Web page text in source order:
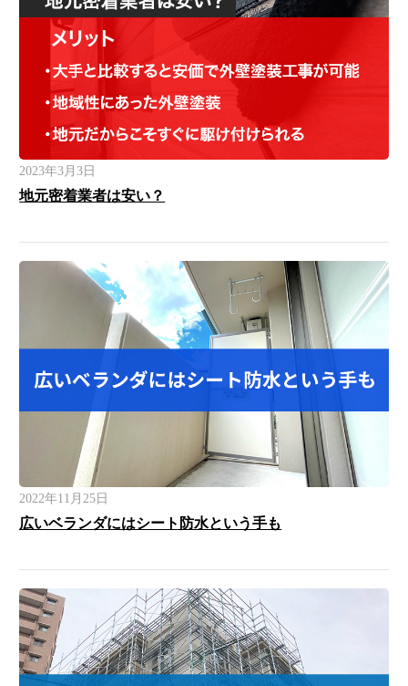
2023年3月3日
地元密着業者は安い？
2022年11月25日
広いベランダにはシート防水という手も